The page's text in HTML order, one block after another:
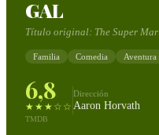
GAL
Título original: The Super
Familia Comedia Aventura
6,8
★★★☆☆
TMDB
Dirección
Aaron Horvath